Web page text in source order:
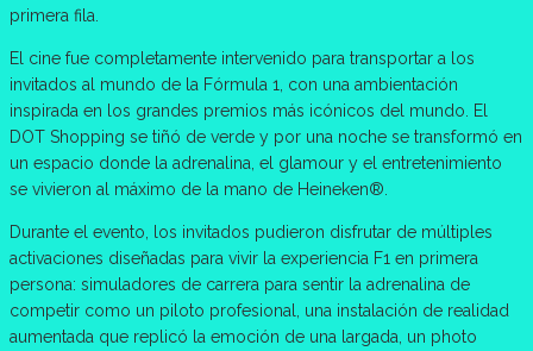
primera fila.
El cine fue completamente intervenido para transportar a los
invitados al mundo de la Fórmula 1, con una ambientación
inspirada en los grandes premios más icónicos del mundo. El
DOT Shopping se tiñó de verde y por una noche se transformó en
un espacio donde la adrenalina, el glamour y el entretenimiento
se vivieron al máximo de la mano de Heineken®.
Durante el evento, los invitados pudieron disfrutar de múltiples
activaciones diseñadas para vivir la experiencia F1 en primera
persona: simuladores de carrera para sentir la adrenalina de
competir como un piloto profesional, una instalación de realidad
aumentada que replicó la emoción de una largada, un photo